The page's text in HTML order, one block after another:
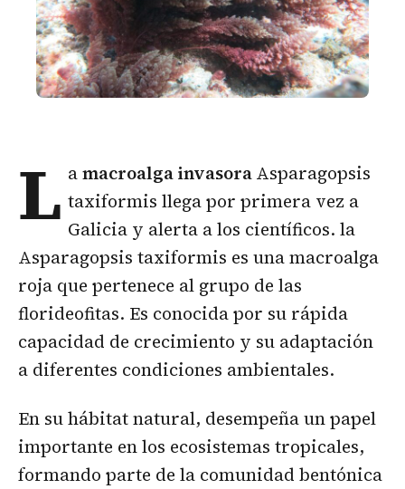
L amacroalga invasoraAsparagopsis
taxiformis llega por primera vez a
Galicia y alerta a los científicos. la
Asparagopsis taxiformis es una macroalga
roja que pertenece al grupo de las
florideofitas. Es conocida por su rápida
capacidad de crecimiento y su adaptación
a diferentes condiciones ambientales.
En su hábitat natural, desempeña un papel
importante en los ecosistemas tropicales,
formando parte de la comunidad bentónica